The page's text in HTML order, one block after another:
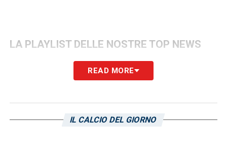
LA PLAYLIST DELLE NOSTRE TOP NEWS
READ MORE
IL CALCIO DEL GIORNO